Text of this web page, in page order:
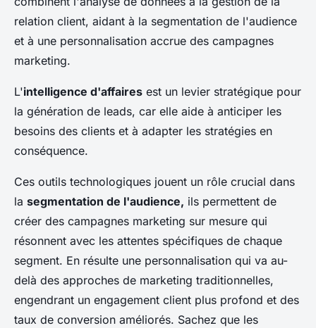
relation client, aidant à la segmentation de l'audience
et à une personnalisation accrue des campagnes
marketing.
L'intelligence d'affaires est un levier stratégique pour
la génération de leads, car elle aide à anticiper les
besoins des clients et à adapter les stratégies en
conséquence.
Ces outils technologiques jouent un rôle crucial dans
la segmentation de l'audience, ils permettent de
créer des campagnes marketing sur mesure qui
résonnent avec les attentes spécifiques de chaque
segment. En résulte une personnalisation qui va au-
delà des approches de marketing traditionnelles,
engendrant un engagement client plus profond et des
taux de conversion améliorés. Sachez que les